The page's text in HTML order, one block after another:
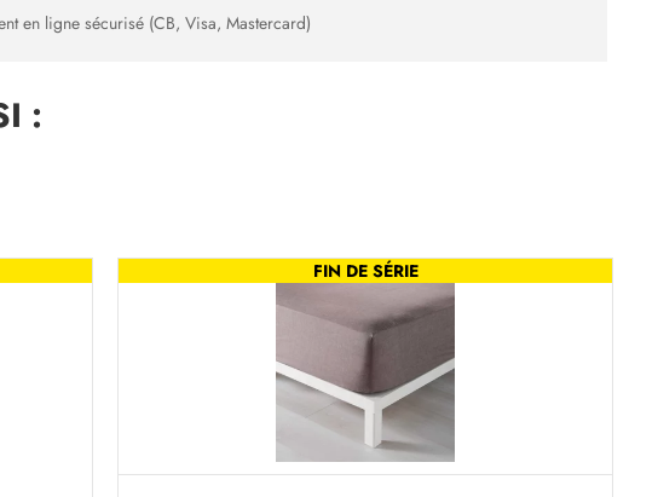
en ligne sécurisé (CB, Visa, Mastercard)
:
FIN DE SÉRIE